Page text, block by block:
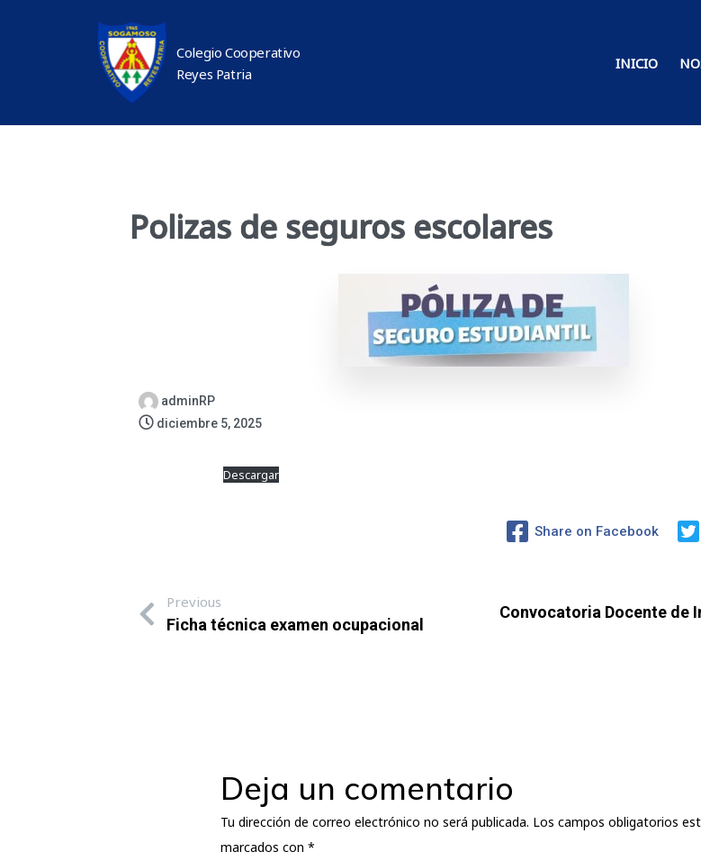
Colegio Cooperativo
Reyes Patria
INICIO
Polizas de seguros escolares
adminRP
diciembre 5, 2025
Descargar
Share on Facebook
Previous
Ficha técnica examen ocupacional
Convocatoria Docente de
Deja un comentario
Tu dirección de correo electrónico no será publicada. Los campos obligatorios
marcados con *